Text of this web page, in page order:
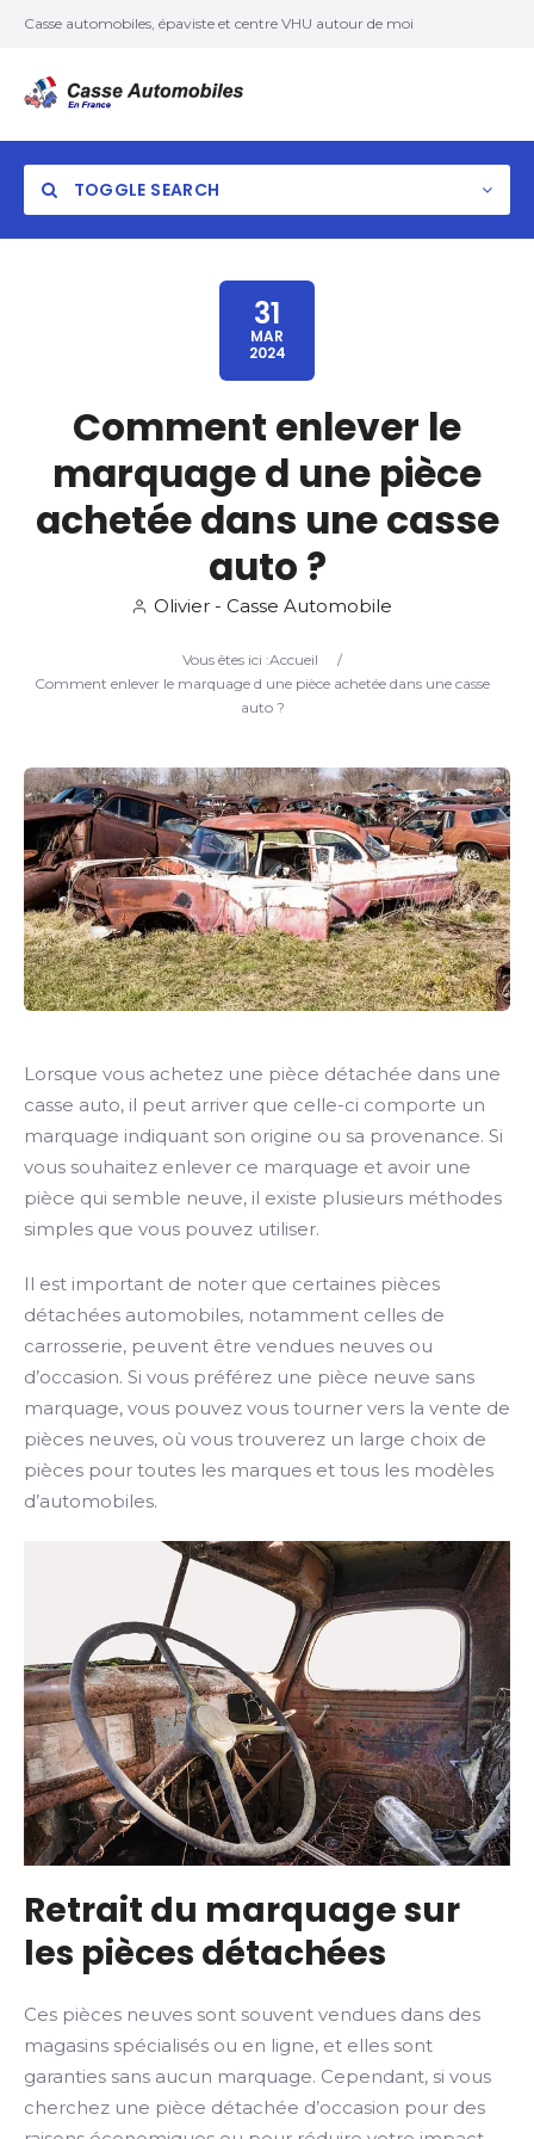
Casse automobiles, épaviste et centre VHU autour de moi
TOGGLE SEARCH
Search
31
MAR
2024
Comment enlever le
marquage d une pièce
achetée dans une casse
auto ?
Olivier - Casse Automobile
Vous êtes ici :Accueil
/
Comment enlever le marquage d une pièce achetée dans une casse
auto ?
Lorsque vous achetez une pièce détachée dans une
casse auto, il peut arriver que celle-ci comporte un
marquage indiquant son origine ou sa provenance. Si
vous souhaitez enlever ce marquage et avoir une
pièce qui semble neuve, il existe plusieurs méthodes
simples que vous pouvez utiliser.
Il est important de noter que certaines pièces
détachées automobiles, notamment celles de
carrosserie, peuvent être vendues neuves ou
d’occasion. Si vous préférez une pièce neuve sans
marquage, vous pouvez vous tourner vers la vente de
pièces neuves, où vous trouverez un large choix de
pièces pour toutes les marques et tous les modèles
d’automobiles.
Retrait du marquage sur
les pièces détachées
Ces pièces neuves sont souvent vendues dans des
magasins spécialisés ou en ligne, et elles sont
garanties sans aucun marquage. Cependant, si vous
cherchez une pièce détachée d’occasion pour des